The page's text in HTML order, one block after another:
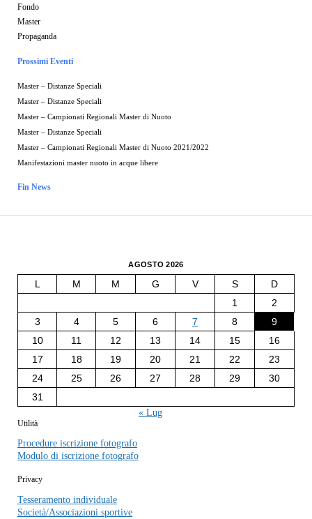
Fondo
Master
Propaganda
Prossimi Eventi
Master – Distanze Speciali
Master – Distanze Speciali
Master – Campionati Regionali Master di Nuoto
Master – Distanze Speciali
Master – Campionati Regionali Master di Nuoto 2021/2022
Manifestazioni master nuoto in acque libere
Fin News
AGOSTO 2026
L M M G V S
D
1
2
3
4 5 6 7 8
9
10
11 12 13 14 15
16
17
18 19 20 21 22
23
24
25 26 27 28 29
30
31
« Lug
Utilità
Procedure iscrizione fotografo
Modulo di iscrizione fotografo
Privacy
Tesseramento individuale
Società/Associazioni sportive